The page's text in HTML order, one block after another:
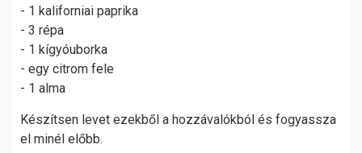
- 1 kaliforniai paprika
- 3 répa
- 1 kígyóuborka
- egy citrom fele
- 1 alma
Készítsen levet ezekből a hozzávalókból és fogyassza
el minél előbb.